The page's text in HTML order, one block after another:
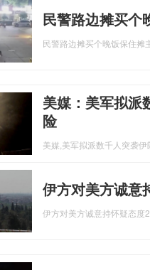
民警路边摊买个
民警路边摊买个晚饭保住摊
美媒：美军拟派
险
美媒,美军拟派数千人突袭伊
伊方对美方诚意
伊方对美方诚意持怀疑态度